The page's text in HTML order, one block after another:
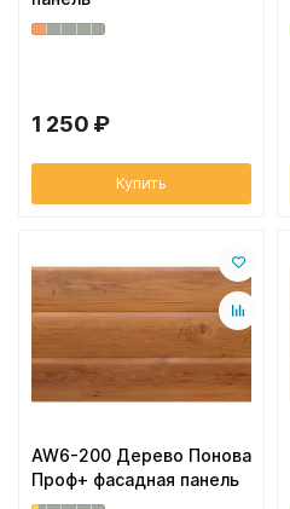
1 250 ₽
Купить
AW6-200 Дерево Понова
Проф+ фасадная панель